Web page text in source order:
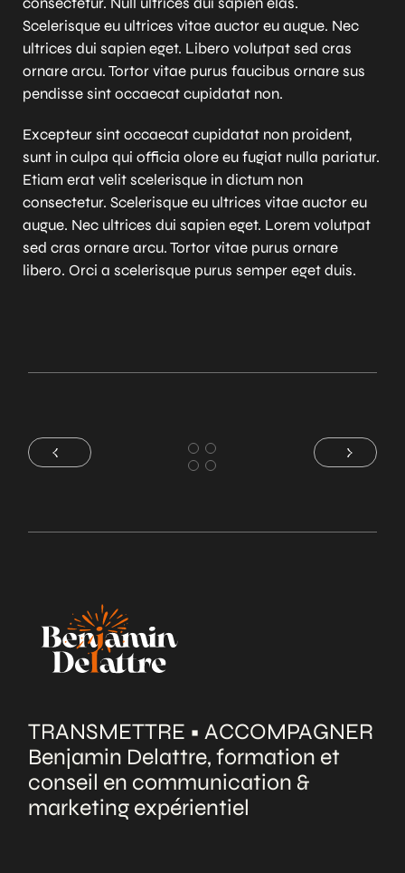
Scelerisque eu ultrices vitae auctor eu augue. Nec
ultrices dui sapien eget. Libero volutpat sed cras
ornare arcu. Tortor vitae purus faucibus ornare sus
pendisse sint occaecat cupidatat non.
Excepteur sint occaecat cupidatat non proident,
sunt in culpa qui officia olore eu fugiat nulla pariatur.
Etiam erat velit scelerisque in dictum non
consectetur. Scelerisque eu ultrices vitae auctor eu
augue. Nec ultrices dui sapien eget. Lorem volutpat
sed cras ornare arcu. Tortor vitae purus ornare
libero. Orci a scelerisque purus semper eget duis.
TRANSMETTRE • ACCOMPAGNER
Benjamin Delattre, formation et
conseil en communication &
marketing expérientiel